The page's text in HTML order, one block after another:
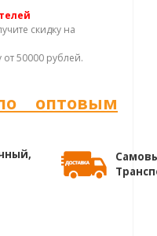
скидку на
50000 рублей.
оптовым